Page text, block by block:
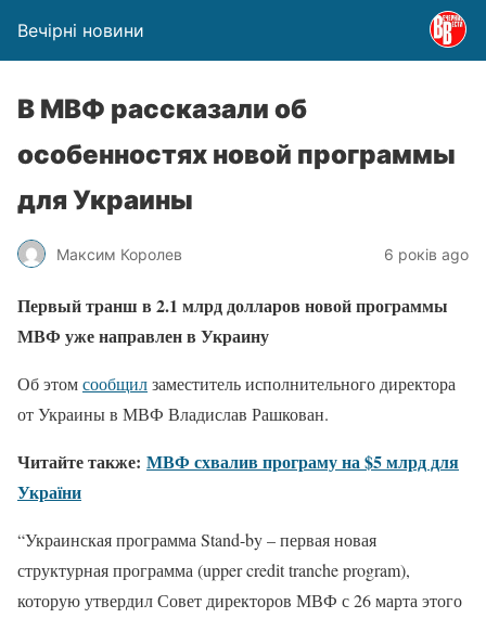
Вечірні новини
В МВФ рассказали об
особенностях новой программы
для Украины
Максим Королев 6 років ago
Первый транш в 2.1 млрд долларов новой программы
МВФ уже направлен в Украину
Об этомсообщилзаместитель исполнительного директора
от Украины в МВФ Владислав Рашкован.
Читайте также: МВФ схвалив програму на $5 млрд для
України
“Украинская программа Stand-by – первая новая
структурная программа (upper credit tranche program),
которую утвердил Совет директоров МВФ с 26 марта этого